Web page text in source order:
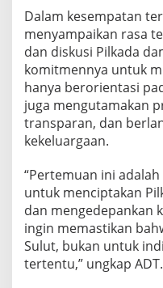
Dalam kesempatan
menyampaikan rasa
dan diskusi Pilkada
komitmennya untuk
hanya berorientasi
juga mengutamakan
transparan, dan
kekeluargaan.
“Pertemuan ini
untuk menciptakan
dan mengedepankan
ingin memastikan
Sulut, bukan untuk
tertentu,” ungkap ADT.